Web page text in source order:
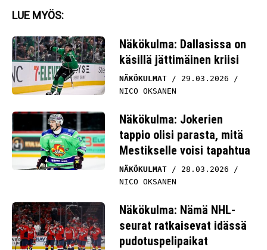
LUE MYÖS:
Näkökulma: Dallasissa on
käsillä jättimäinen kriisi
NÄKÖKULMAT
29.03.2026
NICO OKSANEN
Näkökulma: Jokerien
tappio olisi parasta, mitä
Mestikselle voisi tapahtua
NÄKÖKULMAT
28.03.2026
NICO OKSANEN
Näkökulma: Nämä NHL-
seurat ratkaisevat idässä
pudotuspelipaikat